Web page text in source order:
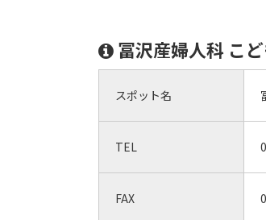
冨沢産婦人科 こ
スポット名
TEL
FAX